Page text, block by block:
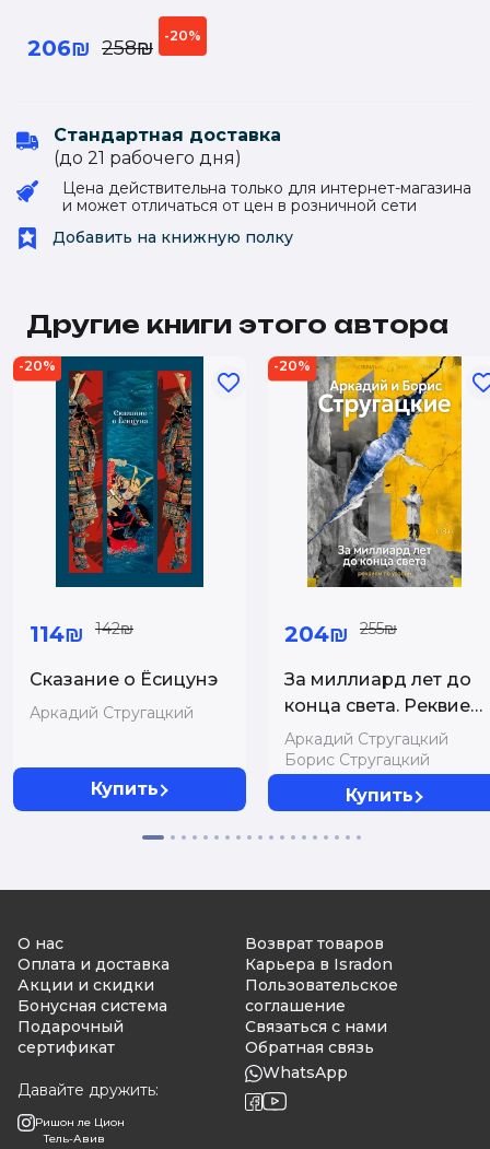
206₪ 258₪
-20%
Стандартная доставка
(до 21 рабочего дня)
Цена действительна только для интернет-магазина
и может отличаться от цен в розничной сети
Добавить на книжную полку
Другие книги этого автора
-20%
114₪ 142₪
Сказание о Ёсицунэ
Аркадий Стругацкий
Купить
-20%
204₪ 255₪
За миллиард лет до
конца света. Реквием
по утопии
Аркадий Стругацкий
Борис Стругацкий
Купить
О нас
Оплата и доставка
Акции и скидки
Бонусная система
Подарочный
сертификат
Давайте дружить:
Ришон ле Цион
Тель-Авив
Возврат товаров
Карьера в Isradon
Пользовательское
соглашение
Связаться с нами
Обратная связь
WhatsApp